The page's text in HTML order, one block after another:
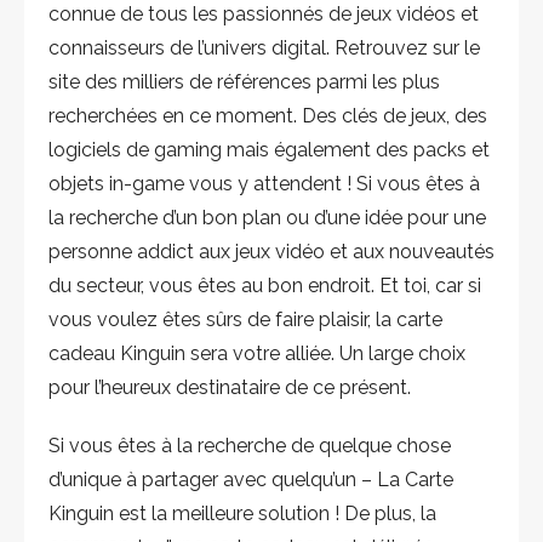
connue de tous les passionnés de jeux vidéos et
connaisseurs de l’univers digital. Retrouvez sur le
site des milliers de références parmi les plus
recherchées en ce moment. Des clés de jeux, des
logiciels de gaming mais également des packs et
objets in-game vous y attendent ! Si vous êtes à
la recherche d’un bon plan ou d’une idée pour une
personne addict aux jeux vidéo et aux nouveautés
du secteur, vous êtes au bon endroit. Et toi, car si
vous voulez êtes sûrs de faire plaisir, la carte
cadeau Kinguin sera votre alliée. Un large choix
pour l’heureux destinataire de ce présent.
Si vous êtes à la recherche de quelque chose
d’unique à partager avec quelqu’un – La Carte
Kinguin est la meilleure solution ! De plus, la